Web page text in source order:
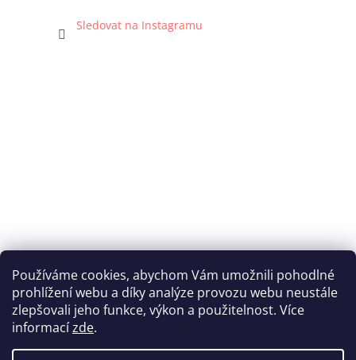
Používáme cookies, abychom Vám umožnili pohodlné
prohlížení webu a díky analýze provozu webu neustále
zlepšovali jeho funkce, výkon a použitelnost. Více
informacízde.
Sledovat na Instagramu
Katka Hromasová Foto